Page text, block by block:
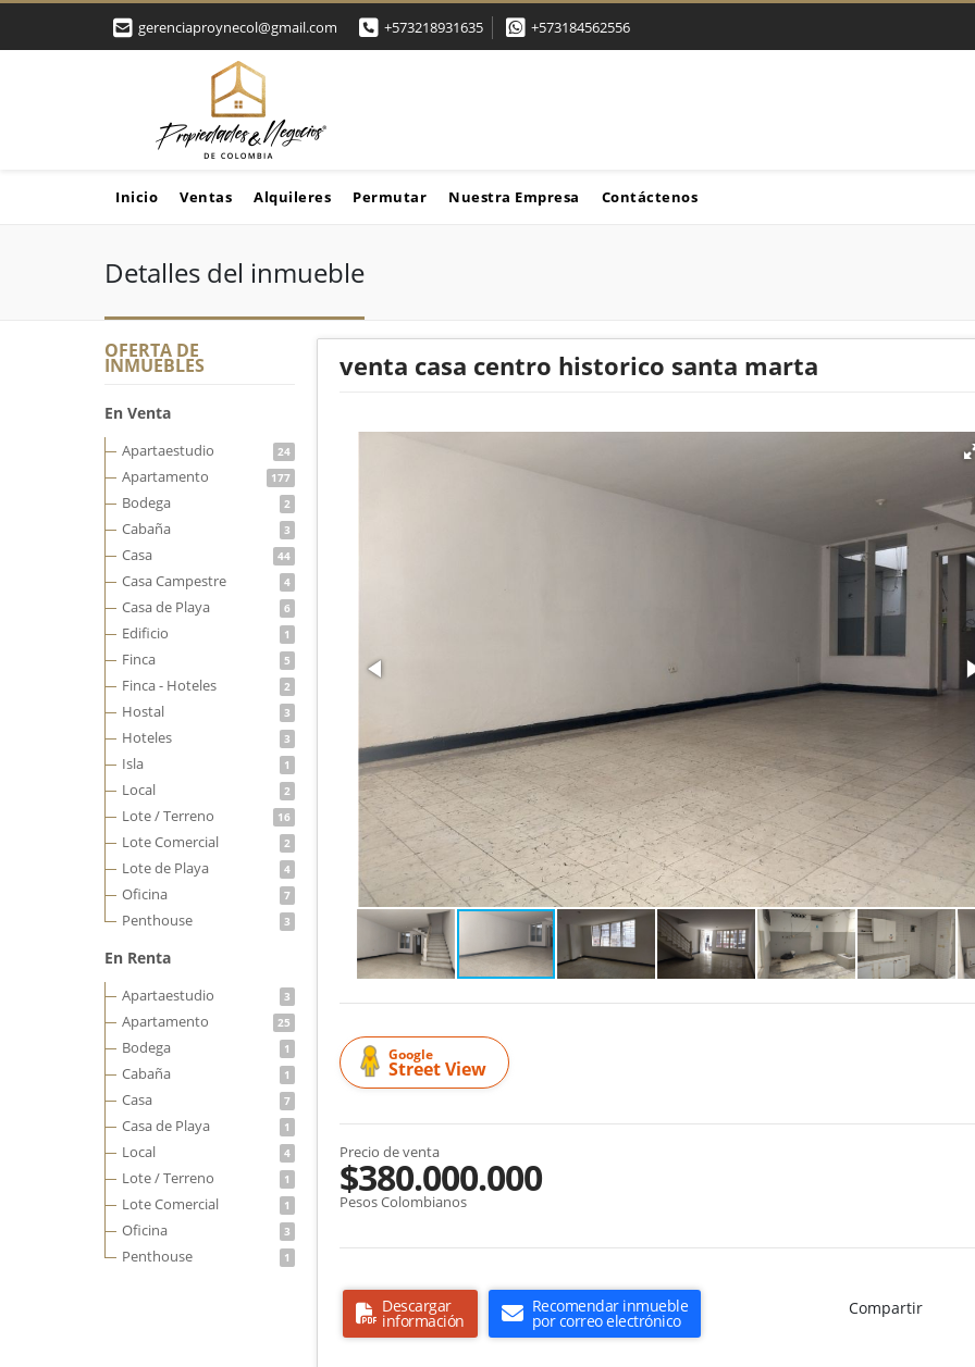
gerenciaproynecol@gmail.com +573218931635 +573184562556
Inicio Ventas Alquileres Permutar Nuestra Empresa Contáctenos
Detalles del inmueble
OFERTA DE
INMUEBLES
En Venta
Apartaestudio 24
Apartamento 177
Bodega 2
Cabaña 3
Casa 44
Casa Campestre 4
Casa de Playa 6
Edificio 1
Finca 5
Finca - Hoteles 2
Hostal 3
Hoteles 3
Isla 1
Local 2
Lote / Terreno 16
Lote Comercial 2
Lote de Playa 4
Oficina 7
Penthouse 3
En Renta
Apartaestudio 3
Apartamento 25
Bodega 1
Cabaña 1
Casa 7
Casa de Playa 1
Local 4
Lote / Terreno 1
Lote Comercial 1
Oficina 3
Penthouse 1
venta casa centro historico santa marta
Google
Street View
Precio de venta
$380.000.000
Pesos Colombianos
Descargar
información
Recomendar inmueble
por correo electrónico
Compartir